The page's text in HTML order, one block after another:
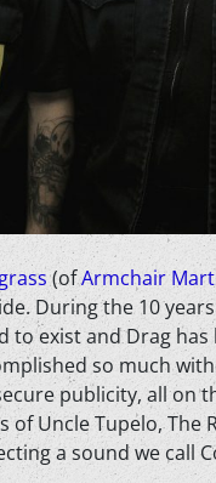
(ofArmchair
During the 10
to exist and Drag
so much
publicity, all on
Uncle Tupelo, The
a sound we call